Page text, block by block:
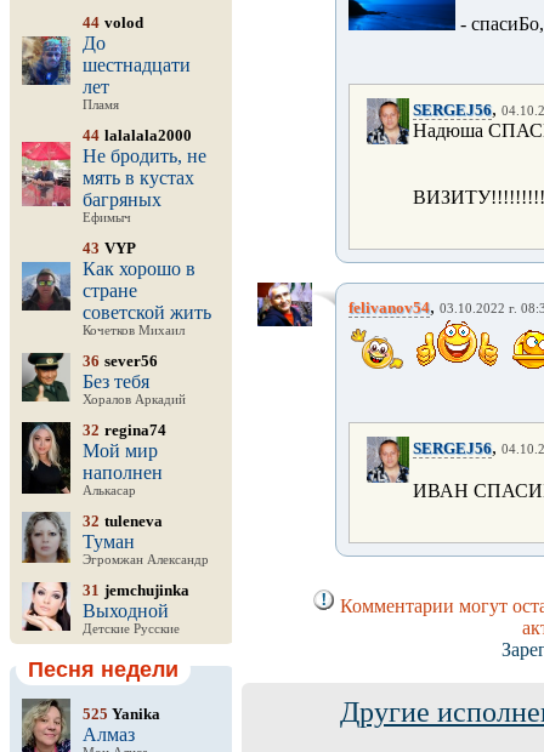
44 volod
До
шестнадцати
лет
Пламя
44 lalalala2000
Не бродить, не
мять в кустах
багряных
Ефимыч
43 VYP
Как хорошо в
стране
советской жить
Кочетков Михаил
36 sever56
Без тебя
Хоралов Аркадий
32 regina74
Мой мир
наполнен
Алькасар
32 tuleneva
Туман
Эгромжан Александр
31 jemchujinka
Выходной
Детские Русские
Песня недели
525 Yanika
Алмаз
-
SERGEJ56,
Надюша
felivanov54, 03.10.2022 г.
SERGEJ56,
ИВАН
Комментарии могут
Другие